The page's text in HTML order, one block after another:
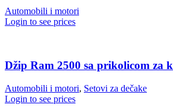
Automobili i motori
Login to see prices
Džip Ram 2500 sa prikolicom za
Automobili i motori, Setovi za dečake
Login to see prices